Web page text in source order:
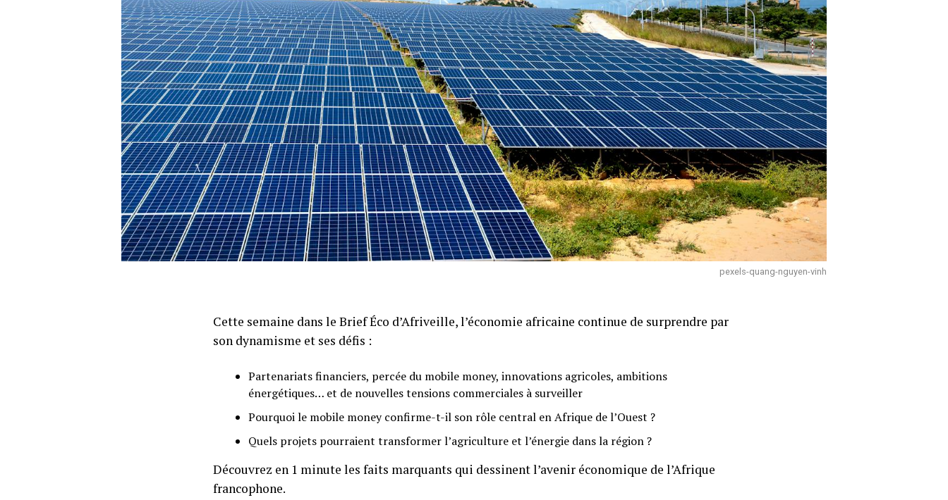
pexels-quang-nguyen-vinh
Cette semaine dans le Brief Éco d’Afriveille, l’économie africaine continue de surprendre par
son dynamisme et ses défis :
Partenariats financiers, percée du mobile money, innovations agricoles, ambitions
énergétiques… et de nouvelles tensions commerciales à surveiller
Pourquoi le mobile money confirme-t-il son rôle central en Afrique de l’Ouest ?
Quels projets pourraient transformer l’agriculture et l’énergie dans la région ?
Découvrez en 1 minute les faits marquants qui dessinent l’avenir économique de l’Afrique
francophone.